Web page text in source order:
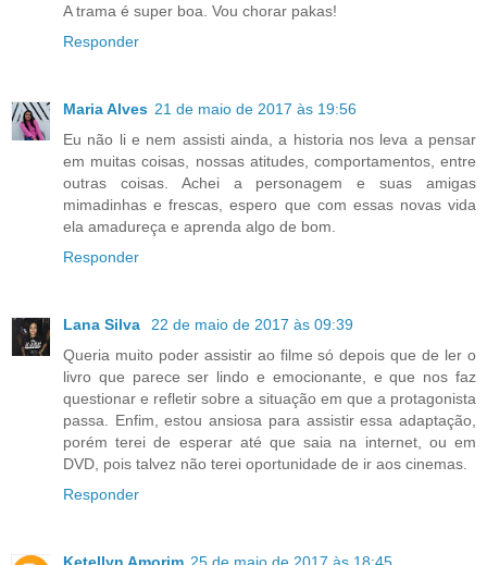
A trama é super boa. Vou chorar pakas!
Responder
Maria Alves 21 de maio de 2017 às 19:56
Eu não li e nem assisti ainda, a historia nos leva a pensar
em muitas coisas, nossas atitudes, comportamentos, entre
outras coisas. Achei a personagem e suas amigas
mimadinhas e frescas, espero que com essas novas vida
ela amadureça e aprenda algo de bom.
Responder
Lana Silva
22 de maio de 2017 às 09:39
Queria muito poder assistir ao filme só depois que de ler o
livro que parece ser lindo e emocionante, e que nos faz
questionar e refletir sobre a situação em que a protagonista
passa. Enfim, estou ansiosa para assistir essa adaptação,
porém terei de esperar até que saia na internet, ou em
DVD, pois talvez não terei oportunidade de ir aos cinemas.
Responder